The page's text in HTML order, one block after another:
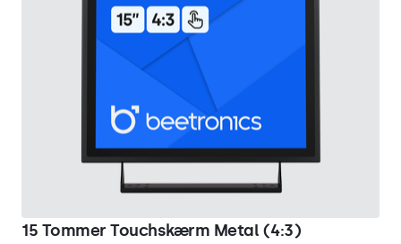
15 Tommer Touchskærm Metal (4:3)